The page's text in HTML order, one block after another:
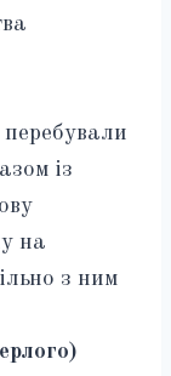
перебували
із
на
з ним